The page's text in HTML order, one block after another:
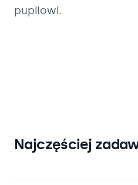
pupilowi.
Najczęściej